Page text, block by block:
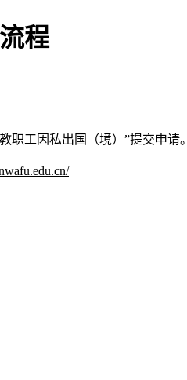
程
职工因私出国（境）”提交申请。